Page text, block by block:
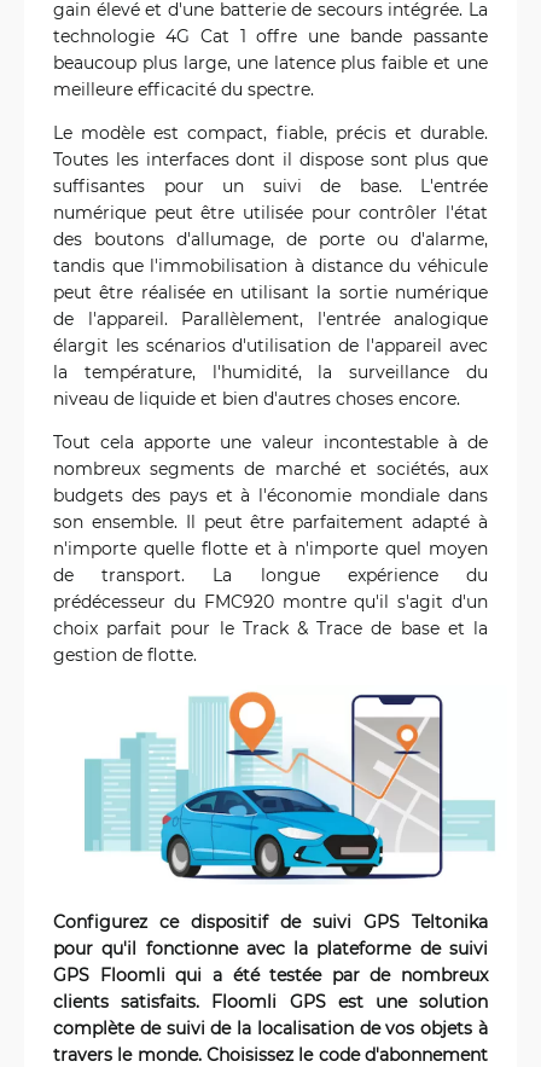
gain élevé et d'une batterie de secours intégrée. La
technologie 4G Cat 1 offre une bande passante
beaucoup plus large, une latence plus faible et une
meilleure efficacité du spectre.
Le modèle est compact, fiable, précis et durable.
Toutes les interfaces dont il dispose sont plus que
suffisantes pour un suivi de base. L'entrée
numérique peut être utilisée pour contrôler l'état
des boutons d'allumage, de porte ou d'alarme,
tandis que l'immobilisation à distance du véhicule
peut être réalisée en utilisant la sortie numérique
de l'appareil. Parallèlement, l'entrée analogique
élargit les scénarios d'utilisation de l'appareil avec
la température, l'humidité, la surveillance du
niveau de liquide et bien d'autres choses encore.
Tout cela apporte une valeur incontestable à de
nombreux segments de marché et sociétés, aux
budgets des pays et à l'économie mondiale dans
son ensemble. Il peut être parfaitement adapté à
n'importe quelle flotte et à n'importe quel moyen
de transport. La longue expérience du
prédécesseur du FMC920 montre qu'il s'agit d'un
choix parfait pour le Track & Trace de base et la
gestion de flotte.
Configurez ce dispositif de suivi GPS Teltonika
pour qu'il fonctionne avec la plateforme de suivi
GPS Floomli qui a été testée par de nombreux
clients satisfaits. Floomli GPS est une solution
complète de suivi de la localisation de vos objets à
travers le monde. Choisissez le code d'abonnement